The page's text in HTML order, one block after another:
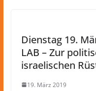
Dienstag 19.
LAB – Zur
israelischen
19. März 2019